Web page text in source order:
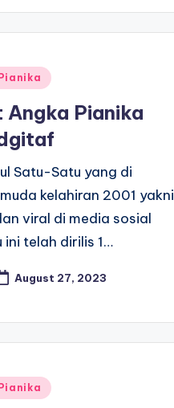
Pianika
Satu-Satu yang di
kelahiran 2001 yakni
viral di media sosial
ini telah dirilis 1…
August 27, 2023